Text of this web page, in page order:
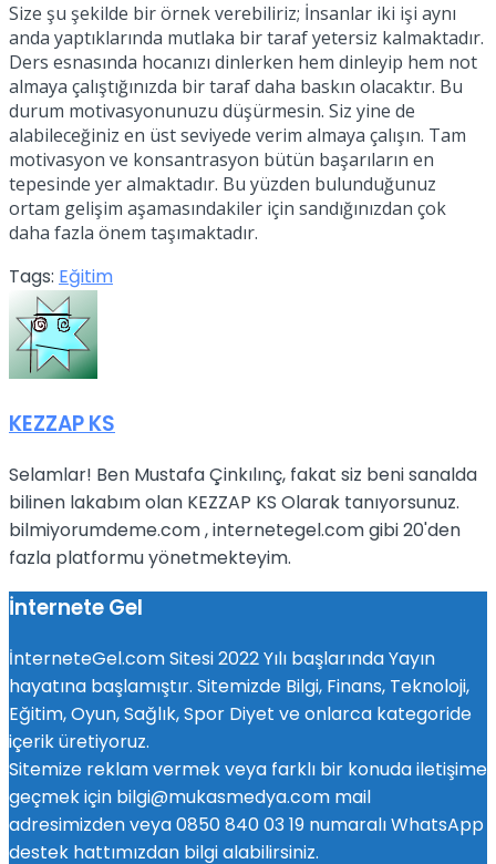
Size şu şekilde bir örnek verebiliriz; İnsanlar iki işi aynı
anda yaptıklarında mutlaka bir taraf yetersiz kalmaktadır.
Ders esnasında hocanızı dinlerken hem dinleyip hem not
almaya çalıştığınızda bir taraf daha baskın olacaktır. Bu
durum motivasyonunuzu düşürmesin. Siz yine de
alabileceğiniz en üst seviyede verim almaya çalışın. Tam
motivasyon ve konsantrasyon bütün başarıların en
tepesinde yer almaktadır. Bu yüzden bulunduğunuz
ortam gelişim aşamasındakiler için sandığınızdan çok
daha fazla önem taşımaktadır.
Tags: Eğitim
KEZZAP KS
Selamlar! Ben Mustafa Çinkılınç, fakat siz beni sanalda
bilinen lakabım olan KEZZAP KS Olarak tanıyorsunuz.
bilmiyorumdeme.com , internetegel.com gibi 20'den
fazla platformu yönetmekteyim.
İnternete Gel
İnterneteGel.com Sitesi 2022 Yılı başlarında Yayın
hayatına başlamıştır. Sitemizde Bilgi, Finans, Teknoloji,
Eğitim, Oyun, Sağlık, Spor Diyet ve onlarca kategoride
içerik üretiyoruz.
Sitemize reklam vermek veya farklı bir konuda iletişime
geçmek için bilgi@mukasmedya.com mail
adresimizden veya 0850 840 03 19 numaralı WhatsApp
destek hattımızdan bilgi alabilirsiniz.